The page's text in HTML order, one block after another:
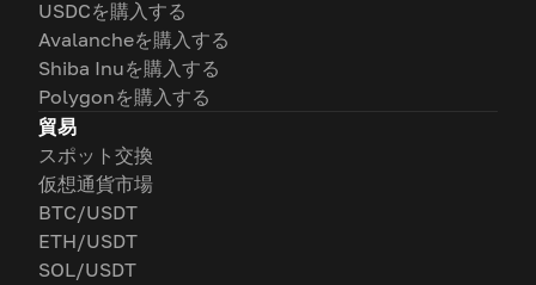
USDCを購入する
Avalancheを購入する
Shiba Inuを購入する
Polygonを購入する
貿易
スポット交換
仮想通貨市場
BTC/USDT
ETH/USDT
SOL/USDT